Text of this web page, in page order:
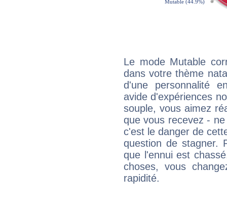
Le mode Mutable
dans votre thème
d'une personnalité
avide d'expériences
souple, vous aimez
que vous recevez -
c'est le danger de
question de stagner.
que l'ennui est
choses, vous
rapidité.